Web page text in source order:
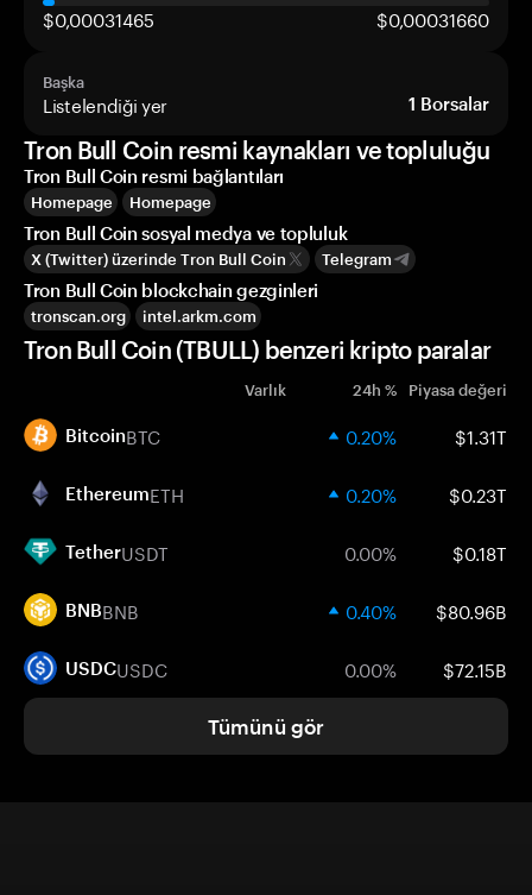
$0,00031465 $0,00031660
Başka
Listelendiği yer 1 Borsalar
Tron Bull Coin resmi kaynakları ve topluluğu
Tron Bull Coin resmi bağlantıları
Homepage Homepage
Tron Bull Coin sosyal medya ve topluluk
X (Twitter) üzerinde Tron Bull Coin Telegram
Tron Bull Coin blockchain gezginleri
tronscan.org intel.arkm.com
Tron Bull Coin (TBULL) benzeri kripto paralar
Varlık 24h % Piyasa değeri
BitcoinBTC 0.20% $1.31T
EthereumETH 0.20% $0.23T
TetherUSDT 0.00% $0.18T
BNBBNB 0.40% $80.96B
USDCUSDC 0.00% $72.15B
Tümünü gör